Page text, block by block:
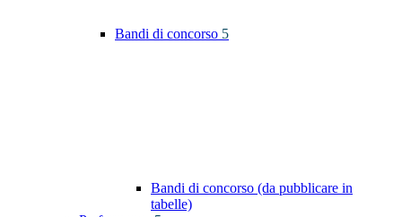
Bandi di concorso 5
Bandi di concorso (da pubblicare in
tabelle)